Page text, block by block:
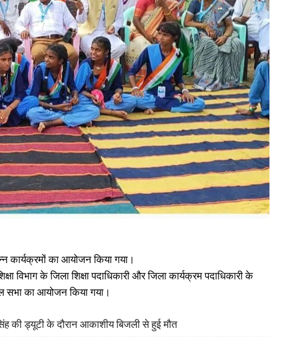
हुआ सफल आयोजन
October 17, 2023
In "औरंगाबाद"
कार्यक्रमों का आयोजन किया गया।
के जिला शिक्षा पदाधिकारी और जिला कार्यक्रम पदाधिकारी के
सभा का आयोजन किया गया।
की ड्यूटी के दौरान आकाशीय बिजली से हुई मौत